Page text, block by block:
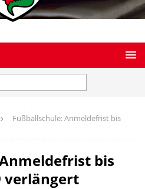
Fußballschule: Anmeldefrist bis
bis
verlängert